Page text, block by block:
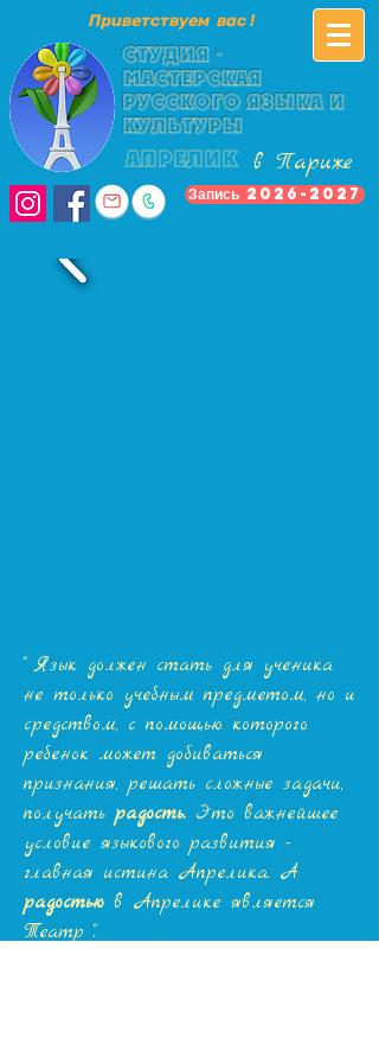
Приветствуем вас !
в Париже
Студия -
мастерская
русского языка и
культуры
АПРЕЛИК
Запись 2026-2027
" Язык должен стать для ученика
не только учебным предметом, но и
средством, с помощью которого
ребенок может добиваться
признания, решать сложные задачи,
получатьрадость. Это важнейшее
условие языкового развития -
главная истина Апрелика. А
радостью в Апрелике является
Театр ".